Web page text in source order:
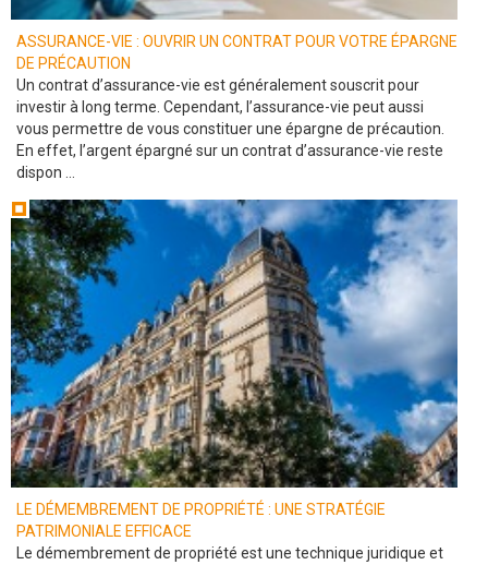
ASSURANCE-VIE : OUVRIR UN CONTRAT POUR VOTRE ÉPARGNE
DE PRÉCAUTION
Un contrat d’assurance-vie est généralement souscrit pour
investir à long terme. Cependant, l’assurance-vie peut aussi
vous permettre de vous constituer une épargne de précaution.
En effet, l’argent épargné sur un contrat d’assurance-vie reste
dispon ...
LE DÉMEMBREMENT DE PROPRIÉTÉ : UNE STRATÉGIE
PATRIMONIALE EFFICACE
Le démembrement de propriété est une technique juridique et